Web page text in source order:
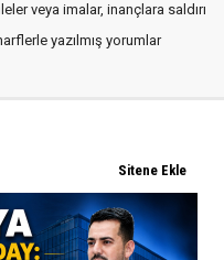
veya imalar, inançlara saldırı
yazılmış yorumlar